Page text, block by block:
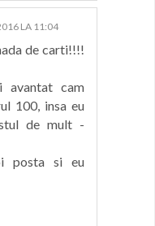
LA 11:04
de carti!!!!
avantat cam
100, insa eu
de mult -
posta si eu